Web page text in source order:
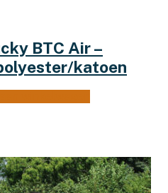
BTC Air –
katoen